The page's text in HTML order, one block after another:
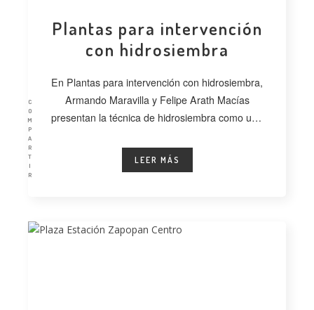
C
O
M
P
A
R
T
I
R
Plantas para intervención
con hidrosiembra
En Plantas para intervención con hidrosiembra,
Armando Maravilla y Felipe Arath Macías
presentan la técnica de hidrosiembra como una
LEER MÁS